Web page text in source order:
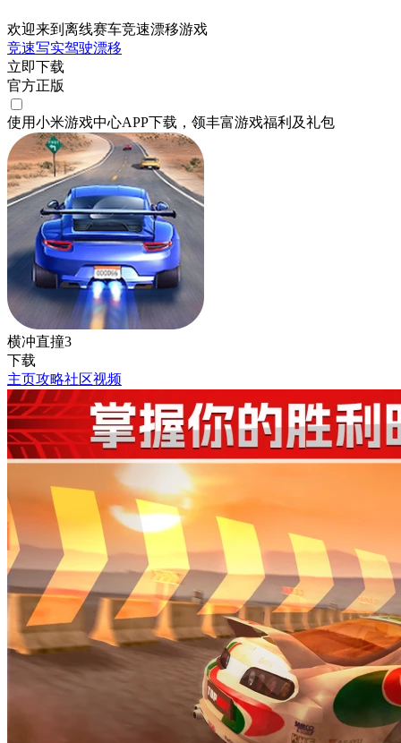
欢迎来到离线赛车竞速漂移游戏
竞速写实驾驶漂移
立即下载
官方正版
使用小米游戏中心APP下载 ，领丰富游戏福利 及礼包
横冲直撞3
下载
主页攻略社区视频